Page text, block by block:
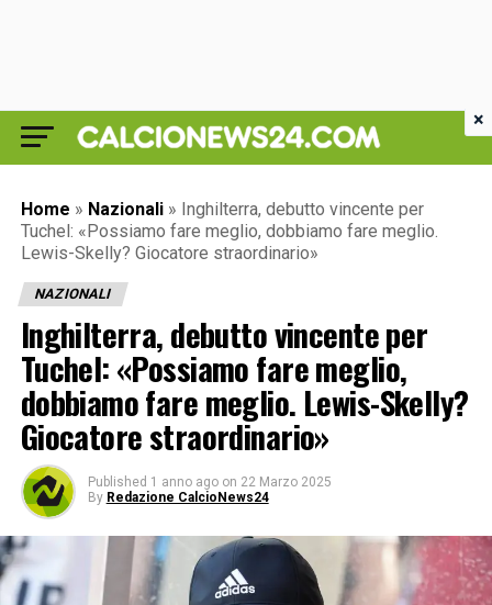
Home » Nazionali » Inghilterra, debutto vincente per
Tuchel: «Possiamo fare meglio, dobbiamo fare meglio.
Lewis-Skelly? Giocatore straordinario»
NAZIONALI
Inghilterra, debutto vincente per
Tuchel: «Possiamo fare meglio,
dobbiamo fare meglio. Lewis-Skelly?
Giocatore straordinario»
Published 1 anno ago on 22 Marzo 2025
By Redazione CalcioNews24
×